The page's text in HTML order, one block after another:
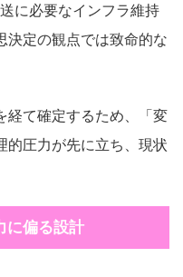
に必要なインフラ維持
決定の観点では致命的な
経て確定するため、「変
的圧力が先に立ち、現状
に偏る設計